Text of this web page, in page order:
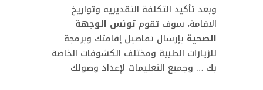
وبعد تأكيد التكلفة التقديريه وتواريخ
الاقامة، سوف تقوم تونس الوجهة
الصحية بإرسال تفاصيل إقامتك وبرمجة
للزيارات الطبية ومختلف الكشوفات الخاصة
بك … وجميع التعليمات لإعداد وصولك